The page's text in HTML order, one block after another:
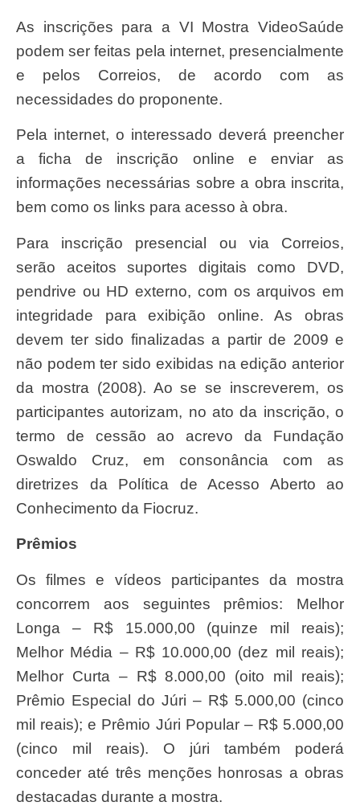
As inscrições para a VI Mostra VideoSaúde
podem ser feitas pela internet, presencialmente
e pelos Correios, de acordo com as
necessidades do proponente.
Pela internet, o interessado deverá preencher
a ficha de inscrição online e enviar as
informações necessárias sobre a obra inscrita,
bem como os links para acesso à obra.
Para inscrição presencial ou via Correios,
serão aceitos suportes digitais como DVD,
pendrive ou HD externo, com os arquivos em
integridade para exibição online. As obras
devem ter sido finalizadas a partir de 2009 e
não podem ter sido exibidas na edição anterior
da mostra (2008). Ao se se inscreverem, os
participantes autorizam, no ato da inscrição, o
termo de cessão ao acrevo da Fundação
Oswaldo Cruz, em consonância com as
diretrizes da Política de Acesso Aberto ao
Conhecimento da Fiocruz.
Prêmios
Os filmes e vídeos participantes da mostra
concorrem aos seguintes prêmios: Melhor
Longa – R$ 15.000,00 (quinze mil reais);
Melhor Média – R$ 10.000,00 (dez mil reais);
Melhor Curta – R$ 8.000,00 (oito mil reais);
Prêmio Especial do Júri – R$ 5.000,00 (cinco
mil reais); e Prêmio Júri Popular – R$ 5.000,00
(cinco mil reais). O júri também poderá
conceder até três menções honrosas a obras
destacadas durante a mostra.